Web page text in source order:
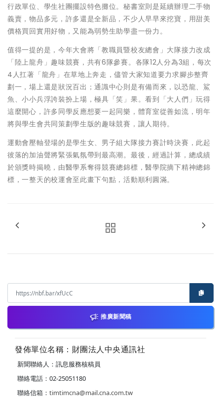
行政單位、學生社團擺設特色攤位。秘書室則是延續辦理二手物
義賣，物品多元，許多還是全新品，不少人早早來挖寶，用甜美
價格買回實用好物，又能為弱勢生助學盡一份力。
值得一提的是，今年大會將「教職員暨校友總會」大隊接力改成
「陸上龍舟」趣味競賽，共有6隊參賽。各隊12人分為3組，每次
4人扛著「龍舟」在草地上奔走，儘管大家知道要力求腳步整齊
劃一，場上還是狀況百出；通識中心則是有備而來，以恐龍、鯊
魚、小小兵浮誇裝扮上場，極具「笑」果。看到「大人們」玩得
這麼開心，許多同學反應想要一起同樂，體育室從善如流，明年
將與學生會共同策劃學生版的趣味競賽，讓人期待。
運動會壓軸登場的是學生女、男子組大隊接力賽計時決賽，此起
彼落的加油聲將緊張氣氛帶到最高潮。最後，經過計算，總成績
於頒獎時揭曉，由醫學系奪得競賽總錦標，醫學院摘下精神總錦
標，一整天的校運會至此畫下句點，活動順利圓滿。
推廣新聞稿
發佈單位名稱：財團法人中央通訊社
新聞聯絡人：訊息服務核稿員
聯絡電話：02-25051180
聯絡信箱： timtimcna@mail.cna.com.tw